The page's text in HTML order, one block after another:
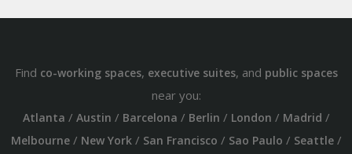
Find co-working spaces, executive suites, and public spaces
near you:
Atlanta / Austin / Barcelona / Berlin / London / Madrid /
Melbourne/ New York/ San Francisco / Sao Paulo / Seattle/